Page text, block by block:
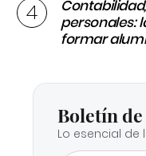
personales:
formar
Boletín
Lo esencial